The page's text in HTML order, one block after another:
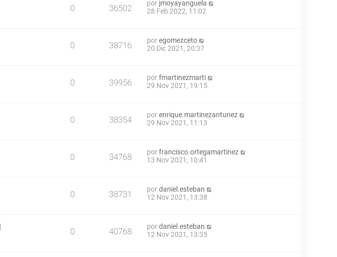
0 36502 por jmoyayanguela
28 Feb 2022, 11:02
0 38716 poregomezceto
20 Dic 2021, 20:37
0 39956 porfmartinezmarti
29 Nov 2021, 19:15
0 38354 porenrique.martinezantunez
29 Nov 2021, 11:13
0 34768 porfrancisco.ortegamartinez
13 Nov 2021, 10:41
0 38731 pordaniel.esteban
12 Nov 2021, 13:38
0 40768 pordaniel.esteban
12 Nov 2021, 13:35